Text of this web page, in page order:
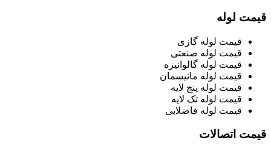
قیمت لوله
قیمت لوله گازی
قیمت لوله صنعتی
قیمت لوله گالوانیزه
قیمت لوله مانیسمان
قیمت لوله پنج لایه
قیمت لوله تک لایه
قیمت لوله فاضلابی
قیمت اتصالات